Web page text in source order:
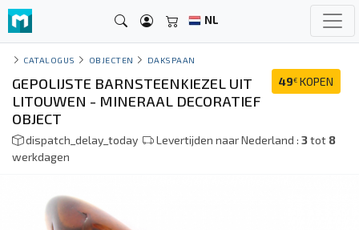
NL
CATALOGUS OBJECTEN DAKSPAAN
49€ KOPEN
GEPOLIJSTE BARNSTEENKIEZEL UIT
LITOUWEN - MINERAAL DECORATIEF
OBJECT
dispatch_delay_today Levertijden naar Nederland : 3tot 8
werkdagen